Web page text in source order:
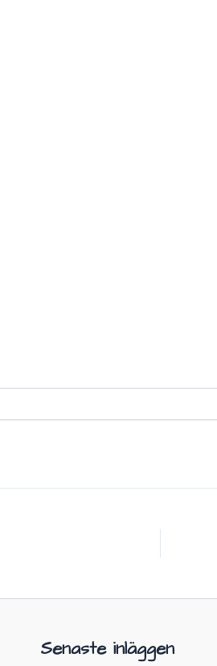
Senaste inläggen